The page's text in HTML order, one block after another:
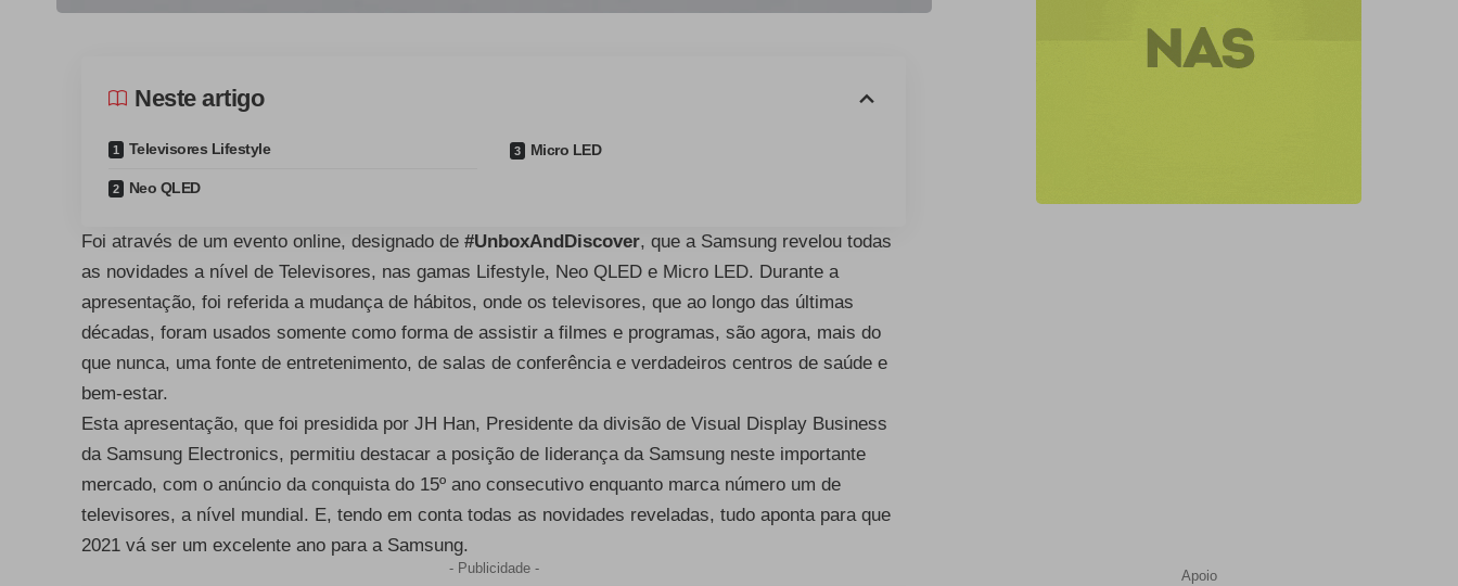
Neste artigo
Televisores Lifestyle
Neo QLED
Micro LED
Foi através de um evento online, designado de#UnboxAndDiscover, que a Samsung revelou todas
as novidades a nível de Televisores, nas gamas Lifestyle, Neo QLED e Micro LED. Durante a
apresentação, foi referida a mudança de hábitos, onde os televisores, que ao longo das últimas
décadas, foram usados somente como forma de assistir a filmes e programas, são agora, mais do
que nunca, uma fonte de entretenimento, de salas de conferência e verdadeiros centros de saúde e
bem-estar.
Esta apresentação, que foi presidida por JH Han, Presidente da divisão de Visual Display Business
da Samsung Electronics, permitiu destacar a posição de liderança da Samsung neste importante
mercado, com o anúncio da conquista do 15º ano consecutivo enquanto marca número um de
televisores, a nível mundial. E, tendo em conta todas as novidades reveladas, tudo aponta para que
2021 vá ser um excelente ano para a Samsung.
- Publicidade -
Apoio